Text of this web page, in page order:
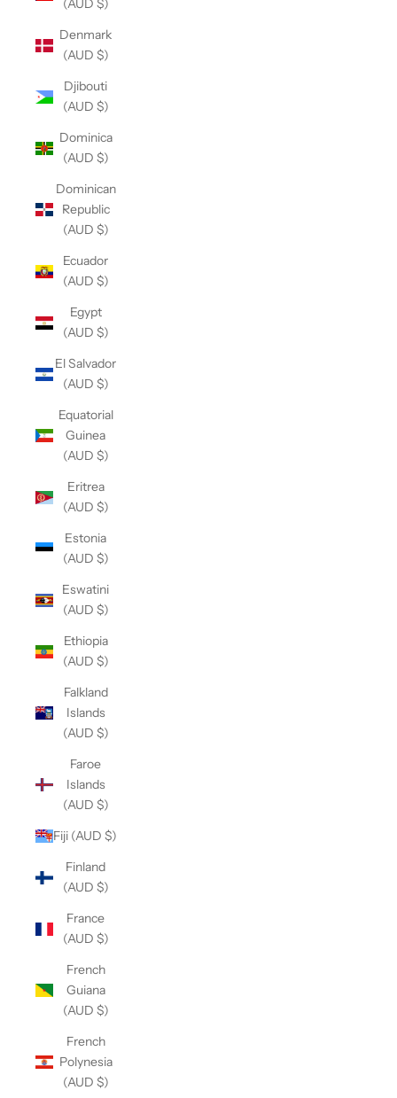
(AUD $)
Denmark
(AUD $)
Djibouti
(AUD $)
Dominica
(AUD $)
Dominican
Republic
(AUD $)
Ecuador
(AUD $)
Egypt
(AUD $)
El Salvador
(AUD $)
Equatorial
Guinea
(AUD $)
Eritrea
(AUD $)
Estonia
(AUD $)
Eswatini
(AUD $)
Ethiopia
(AUD $)
Falkland
Islands
(AUD $)
Faroe
Islands
(AUD $)
Fiji (AUD $)
Finland
(AUD $)
France
(AUD $)
French
Guiana
(AUD $)
French
Polynesia
(AUD $)